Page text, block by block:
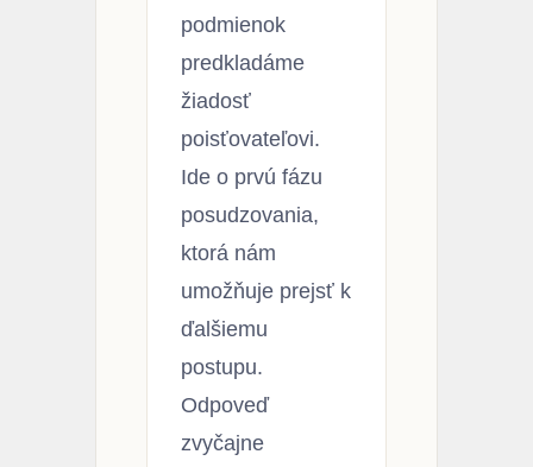
podmienok
predkladáme
žiadosť
poisťovateľovi.
Ide o prvú fázu
posudzovania,
ktorá nám
umožňuje prejsť k
ďalšiemu
postupu.
Odpoveď
zvyčajne